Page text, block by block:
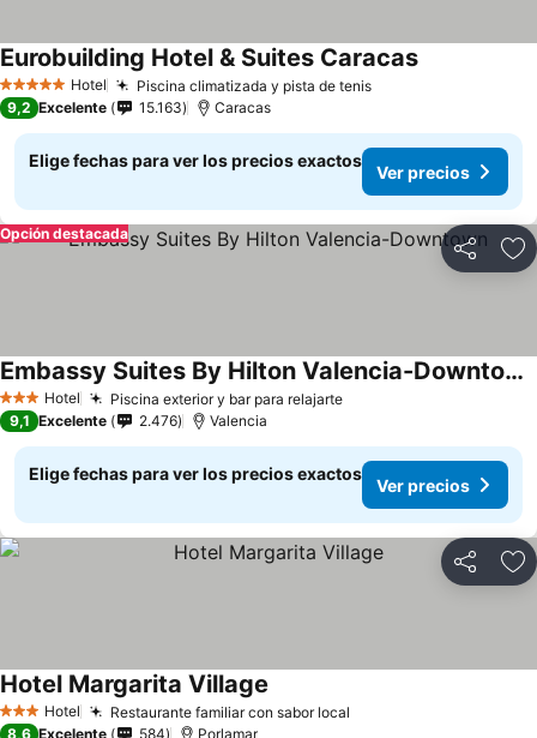
5 Estrellas Hotel Piscina climatizada y pista de tenis
Eurobuilding Hotel & Suites Caracas
9,2 Excelente 15.163 Caracas
Elige fechas para ver los precios exactos
Ver precios
Compartir
Opción destacada
3 Estrellas
Hotel Piscina exterior y bar para relajarte
Embassy Suites By Hilton Valencia-Downtown
9,1 Excelente 2.476 Valencia
Elige fechas para ver los precios exactos
Ver precios
Compartir
3 Estrellas
Hotel Restaurante familiar con sabor local
Hotel Margarita Village
8,6 Excelente 584 Porlamar